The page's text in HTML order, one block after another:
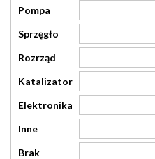
Pompa
Sprzęgło
Rozrząd
Katalizator
Elektronika
Inne
Brak